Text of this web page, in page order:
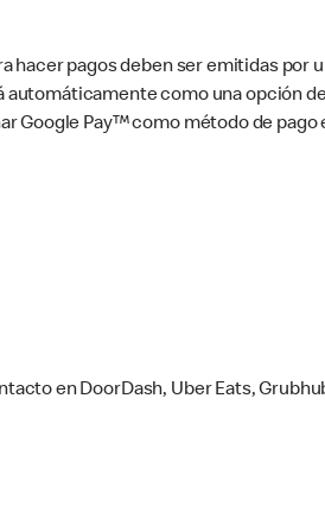
hacer pagos deben ser emitidas por
como una opción
Google Pay™ como método de pago
en DoorDash, Uber Eats,